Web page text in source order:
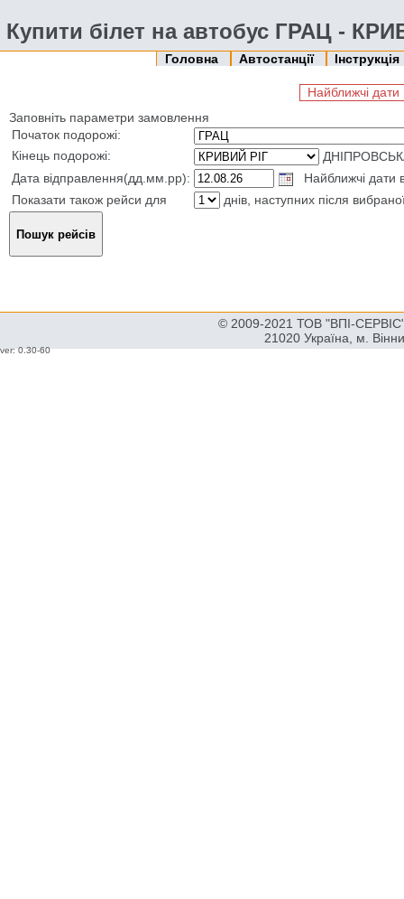
Купити білет на автобус ГРАЦ -
Головна Автостанції Інструкція
Найближчі
Заповніть параметри замовлення
Початок подорожі:
Кінець подорожі:
Дата відправлення(дд.мм.рр):
Найближчі дати
Показати також рейси для
днів, наступних після
© 2009-2021 ТОВ "ВПІ-
21020 Україна, м.
ver: 0.30-60